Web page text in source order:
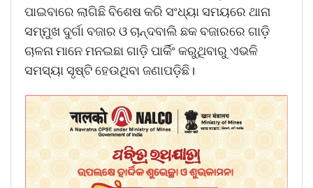
ପାଇବାରେ ଲାଗିଛି ବିଶେଷ କରି ସଂଧ୍ୟା ସମୟରେ ଥାନା
ସମ୍ମୁଖ ଦୁର୍ଗା ବଜାର ଓ ଚାନ୍ଦବାଲି ଛକ ବଜାରରେ ଗାଡ଼ି
ଚାଳନା ମାନେ ମନଇଛା ଗାଡ଼ି ପାର୍କିଂ କରୁଥିବାରୁ ଏଭଳି
ସମସ୍ୟା ସୃଷ୍ଟି ହେଉଥିବା ଜଣାପଡ଼ିଛି।